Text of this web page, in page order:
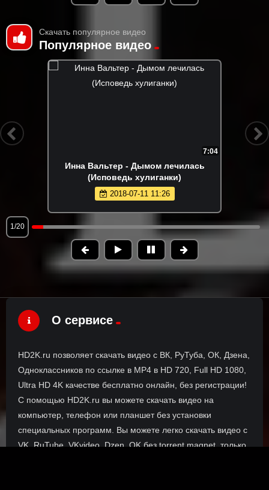
Скачать популярное видео
Популярное видео
7:04
Инна Вальтер - Дымом лечилась
(Исповедь хулиганки)
2018-07-11 11:26
1/20
О сервисе
HD2K.ru позволяет скачать видео с ВК, РуТуба, ОК, Дзена,
Одноклассников по ссылке в MP4 в HD 720, Full HD 1080,
Ultra HD 4K качестве бесплатно онлайн, без регистрации!
С помощью HD2K.ru вы можете скачать видео на
компьютер, телефон или планшет без установки
специальных программ. Вы можете легко скачать видео с
VK, RuTube, VKvideo, Dzen, OK без torrent magnet, только